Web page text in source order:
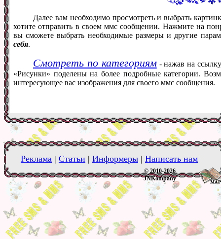
Далее вам необходимо просмотреть и выбрать
хотите отправить в своем ммс сообщении. Нажмите на
вы сможете выбрать необходимые размеры и другие
себя.
Смотреть по категориям- нажав на
«Рисунки» поделены на более подробные категории.
интересующее вас изображения для своего ммс сообщения.
Реклама | Статьи | Информеры | Написать нам
© 2010-2026
JNKompany